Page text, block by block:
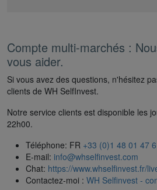
Compte multi-marchés :
vous aider.
Si vous avez des questions, n'hésitez
clients de WH SelfInvest.
Notre service clients est disponible les
22h00.
Téléphone: FR +33 (0)1 48 01 47
E-mail: info@whselfinvest.com
Chat: https://www.whselfinvest.fr/
Contactez-moi : WH Selfinvest -